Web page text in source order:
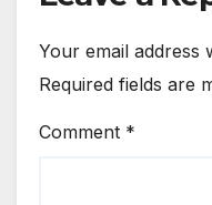
Your email address
Required fields are
Comment *